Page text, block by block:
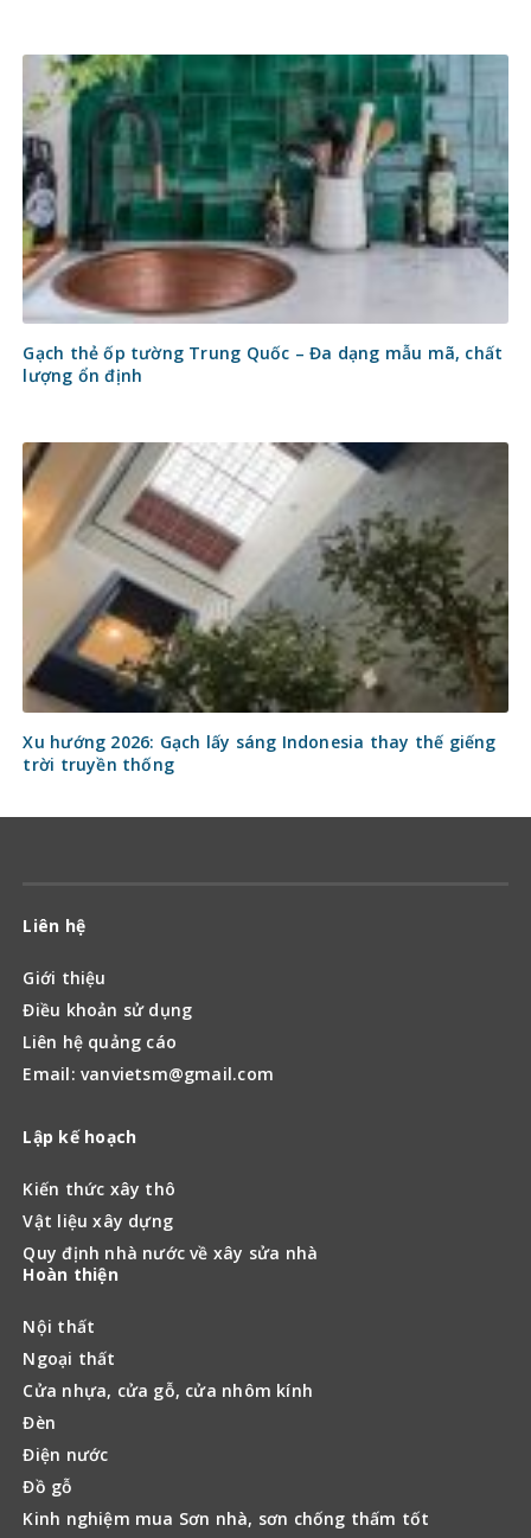
Gạch thẻ ốp tường Trung Quốc – Đa dạng mẫu mã, chất
lượng ổn định
Xu hướng 2026: Gạch lấy sáng Indonesia thay thế giếng
trời truyền thống
Liên hệ
Giới thiệu
Điều khoản sử dụng
Liên hệ quảng cáo
Email: vanvietsm@gmail.com
Lập kế hoạch
Kiến thức xây thô
Vật liệu xây dựng
Quy định nhà nước về xây sửa nhà
Hoàn thiện
Nội thất
Ngoại thất
Cửa nhựa, cửa gỗ, cửa nhôm kính
Đèn
Điện nước
Đồ gỗ
Kinh nghiệm mua Sơn nhà, sơn chống thấm tốt